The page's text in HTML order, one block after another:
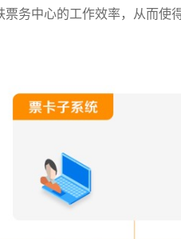
务中心的工作效率，从而使